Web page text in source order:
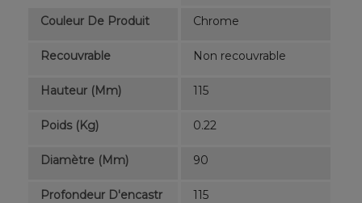
Couleur De Produit
Chrome
Recouvrable Non recouvrable
Hauteur (mm) 115
Poids (kg) 0.22
Diamètre (mm) 90
Profondeur D'encastr
115